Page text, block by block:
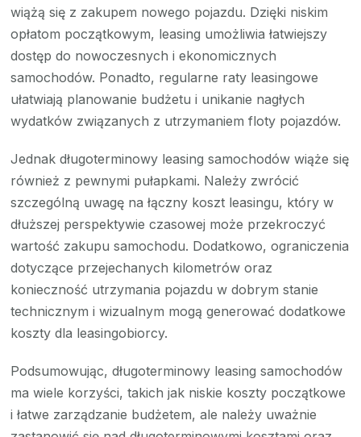
wiążą się z zakupem nowego pojazdu. Dzięki niskim
opłatom początkowym, leasing umożliwia łatwiejszy
dostęp do nowoczesnych i ekonomicznych
samochodów. Ponadto, regularne raty leasingowe
ułatwiają planowanie budżetu i unikanie nagłych
wydatków związanych z utrzymaniem floty pojazdów.
Jednak długoterminowy leasing samochodów wiąże się
również z pewnymi pułapkami. Należy zwrócić
szczególną uwagę na łączny koszt leasingu, który w
dłuższej perspektywie czasowej może przekroczyć
wartość zakupu samochodu. Dodatkowo, ograniczenia
dotyczące przejechanych kilometrów oraz
konieczność utrzymania pojazdu w dobrym stanie
technicznym i wizualnym mogą generować dodatkowe
koszty dla leasingobiorcy.
Podsumowując, długoterminowy leasing samochodów
ma wiele korzyści, takich jak niskie koszty początkowe
i łatwe zarządzanie budżetem, ale należy uważnie